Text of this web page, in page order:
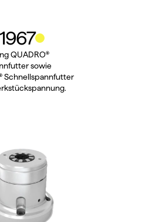
1967
QUADRO®
sowie
Schnellspannfutter